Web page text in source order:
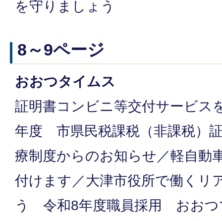
を守りましょう
8～9ページ
おおつタイムス
証明書コンビニ等交付サービス
年度 市県民税課税（非課税）
療制度からのお知らせ／軽自動
付けます／大津市役所で働くリ
う 令和8年度職員採用 おおつ